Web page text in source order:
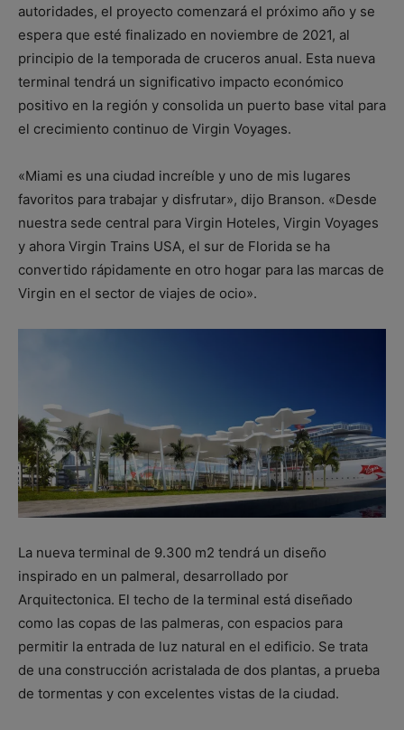
autoridades, el proyecto comenzará el próximo año y se
espera que esté finalizado en noviembre de 2021, al
principio de la temporada de cruceros anual. Esta nueva
terminal tendrá un significativo impacto económico
positivo en la región y consolida un puerto base vital para
el crecimiento continuo de Virgin Voyages.
«Miami es una ciudad increíble y uno de mis lugares
favoritos para trabajar y disfrutar», dijo Branson. «Desde
nuestra sede central para Virgin Hoteles, Virgin Voyages
y ahora Virgin Trains USA, el sur de Florida se ha
convertido rápidamente en otro hogar para las marcas de
Virgin en el sector de viajes de ocio».
La nueva terminal de 9.300 m2 tendrá un diseño
inspirado en un palmeral, desarrollado por
Arquitectonica. El techo de la terminal está diseñado
como las copas de las palmeras, con espacios para
permitir la entrada de luz natural en el edificio. Se trata
de una construcción acristalada de dos plantas, a prueba
de tormentas y con excelentes vistas de la ciudad.